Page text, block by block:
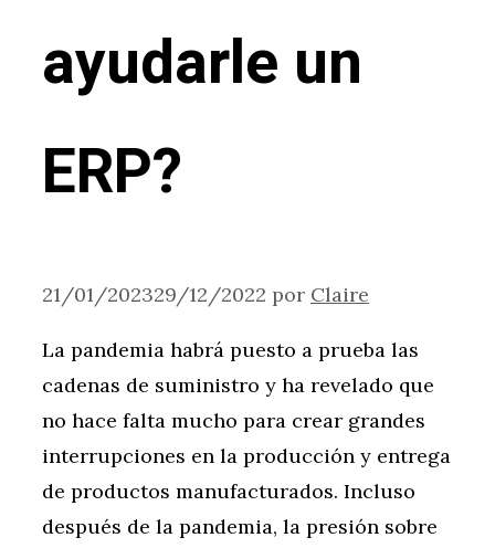
ayudarle un
ERP?
21/01/202329/12/2022 por Claire
La pandemia habrá puesto a prueba las
cadenas de suministro y ha revelado que
no hace falta mucho para crear grandes
interrupciones en la producción y entrega
de productos manufacturados. Incluso
después de la pandemia, la presión sobre